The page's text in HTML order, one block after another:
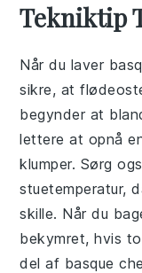
Tekniktip
Når du laver
sikre, at
begynder at
lettere at opnå
klumper. Sørg
stuetemperatur,
skille. Når du
bekymret, hvis
del af basque